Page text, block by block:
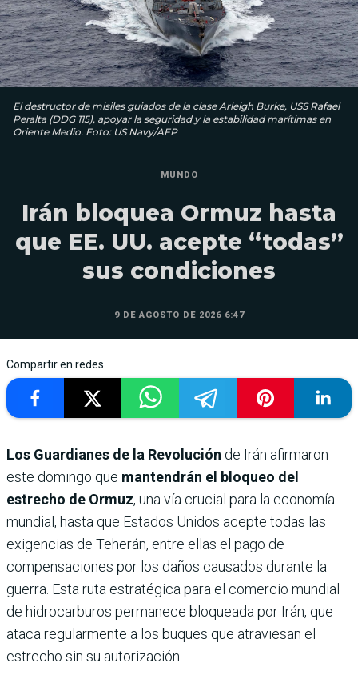
El destructor de misiles guiados de la clase Arleigh Burke, USS Rafael
Peralta (DDG 115), apoyar la seguridad y la estabilidad marítimas en
Oriente Medio. Foto: US Navy/AFP
MUNDO
Irán bloquea Ormuz hasta
que EE. UU. acepte “todas”
sus condiciones
9 DE AGOSTO DE 2026 6:47
Compartir en redes
Los Guardianes de la Revolución de Irán afirmaron
este domingo que mantendrán el bloqueo del
estrecho de Ormuz, una vía crucial para la economía
mundial, hasta que Estados Unidos acepte todas las
exigencias de Teherán, entre ellas el pago de
compensaciones por los daños causados durante la
guerra. Esta ruta estratégica para el comercio mundial
de hidrocarburos permanece bloqueada por Irán, que
ataca regularmente a los buques que atraviesan el
estrecho sin su autorización.